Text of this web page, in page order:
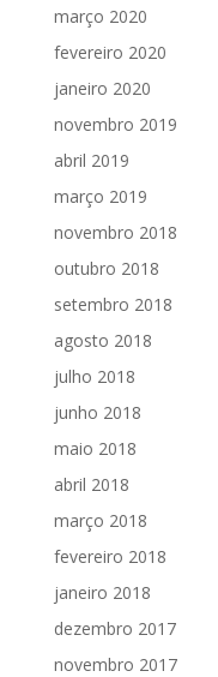
março 2020
fevereiro 2020
janeiro 2020
novembro 2019
abril 2019
março 2019
novembro 2018
outubro 2018
setembro 2018
agosto 2018
julho 2018
junho 2018
maio 2018
abril 2018
março 2018
fevereiro 2018
janeiro 2018
dezembro 2017
novembro 2017